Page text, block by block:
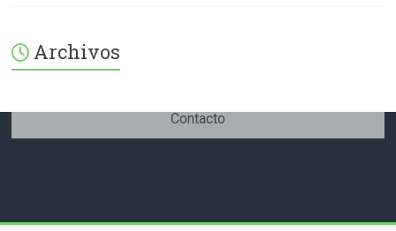
Archivos
Contacto